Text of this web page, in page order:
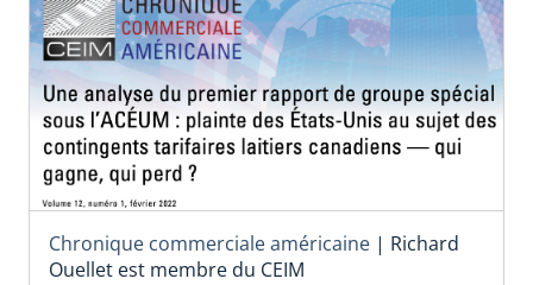
Chronique commerciale américaine | Richard
Ouellet est membre du CEIM